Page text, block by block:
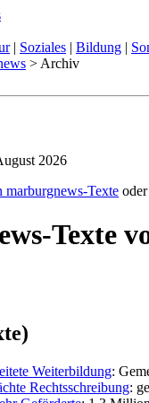
| Soziales | Bildung |
> Archiv
2026
marburgnews-Texte
Texte
Weiterbildung:
Rechtsschreibung: